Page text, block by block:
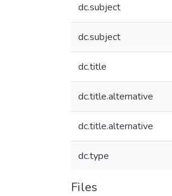
dc.subject
dc.subject
dc.title
dc.title.alternative
dc.title.alternative
dc.type
Files